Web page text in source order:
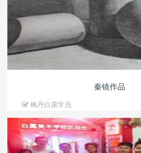
秦镜作品
枫丹白露学员